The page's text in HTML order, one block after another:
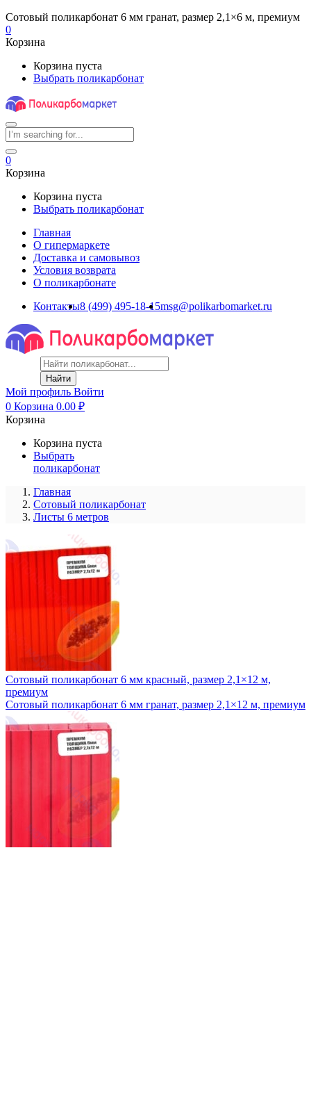
Сотовый поликарбонат 6 мм гранат, размер 2,1×6 м, премиум
0
Корзина
Корзина пуста
Выбрать поликарбонат
0
Корзина
Корзина пуста
Выбрать поликарбонат
Главная
О гипермаркете
Доставка и самовывоз
Условия возврата
О поликарбонате
Контакты8 (499) 495-18-15msg@polikarbomarket.ru
Найти
Мой профиль Войти
0 Корзина 0.00 ₽
Корзина
Корзина пуста
Выбрать
поликарбонат
Главная
Сотовый поликарбонат
Листы 6 метров
Сотовый поликарбонат 6 мм красный, размер 2,1×12 м,
премиум
Сотовый поликарбонат 6 мм гранат, размер 2,1×12 м, премиум